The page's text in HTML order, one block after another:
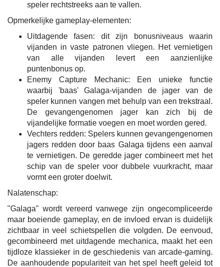
speler rechtstreeks aan te vallen.
Opmerkelijke gameplay-elementen:
Uitdagende fasen: dit zijn bonusniveaus waarin
vijanden in vaste patronen vliegen. Het vernietigen
van alle vijanden levert een aanzienlijke
puntenbonus op.
Enemy Capture Mechanic: Een unieke functie
waarbij 'baas' Galaga-vijanden de jager van de
speler kunnen vangen met behulp van een trekstraal.
De gevangengenomen jager kan zich bij de
vijandelijke formatie voegen en moet worden gered.
Vechters redden: Spelers kunnen gevangengenomen
jagers redden door baas Galaga tijdens een aanval
te vernietigen. De geredde jager combineert met het
schip van de speler voor dubbele vuurkracht, maar
vormt een groter doelwit.
Nalatenschap:
"Galaga" wordt vereerd vanwege zijn ongecompliceerde
maar boeiende gameplay, en de invloed ervan is duidelijk
zichtbaar in veel schietspellen die volgden. De eenvoud,
gecombineerd met uitdagende mechanica, maakt het een
tijdloze klassieker in de geschiedenis van arcade-gaming.
De aanhoudende populariteit van het spel heeft geleid tot